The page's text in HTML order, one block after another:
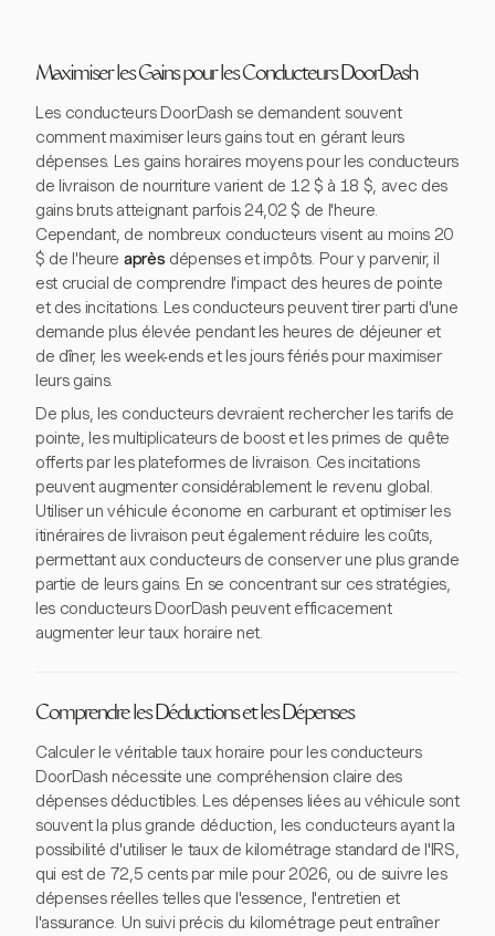
Maximiser les Gains pour les Conducteurs DoorDash
Les conducteurs DoorDash se demandent souvent
comment maximiser leurs gains tout en gérant leurs
dépenses. Les gains horaires moyens pour les conducteurs
de livraison de nourriture varient de 12 $ à 18 $, avec des
gains bruts atteignant parfois 24,02 $ de l'heure.
Cependant, de nombreux conducteurs visent au moins 20
$ de l'heure après dépenses et impôts. Pour y parvenir, il
est crucial de comprendre l'impact des heures de pointe
et des incitations. Les conducteurs peuvent tirer parti d'une
demande plus élevée pendant les heures de déjeuner et
de dîner, les week-ends et les jours fériés pour maximiser
leurs gains.
De plus, les conducteurs devraient rechercher les tarifs de
pointe, les multiplicateurs de boost et les primes de quête
offerts par les plateformes de livraison. Ces incitations
peuvent augmenter considérablement le revenu global.
Utiliser un véhicule économe en carburant et optimiser les
itinéraires de livraison peut également réduire les coûts,
permettant aux conducteurs de conserver une plus grande
partie de leurs gains. En se concentrant sur ces stratégies,
les conducteurs DoorDash peuvent efficacement
augmenter leur taux horaire net.
Comprendre les Déductions et les Dépenses
Calculer le véritable taux horaire pour les conducteurs
DoorDash nécessite une compréhension claire des
dépenses déductibles. Les dépenses liées au véhicule sont
souvent la plus grande déduction, les conducteurs ayant la
possibilité d'utiliser le taux de kilométrage standard de l'IRS,
qui est de 72,5 cents par mile pour 2026, ou de suivre les
dépenses réelles telles que l'essence, l'entretien et
l'assurance. Un suivi précis du kilométrage peut entraîner